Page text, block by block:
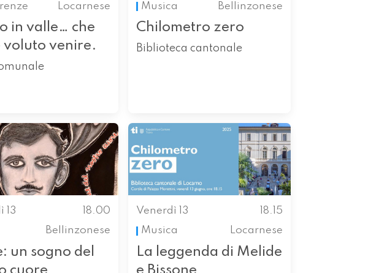
Locarnese
in valle… che
voluto venire.
Musica
Bellinzonese
Chilometro zero
Biblioteca cantonale
13
18.00
Bellinzonese
un sogno del
cuore
Venerdì 13
18.15
Musica
Locarnese
La leggenda di Melide
e Bissone